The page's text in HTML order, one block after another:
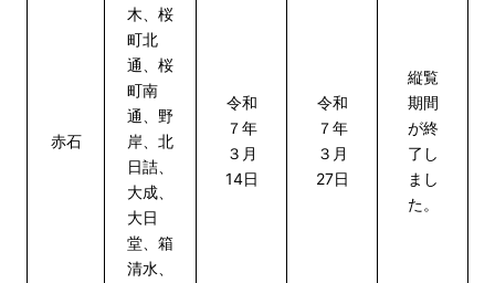
赤石
木、 桜
町北
通、桜
町南
通、野
岸、北
日詰、
大成、
大日
堂、箱
清水、
令和
７年
３月
14日
令和
７年
３月
27日
縦覧
期間
が終
了し
まし
た。